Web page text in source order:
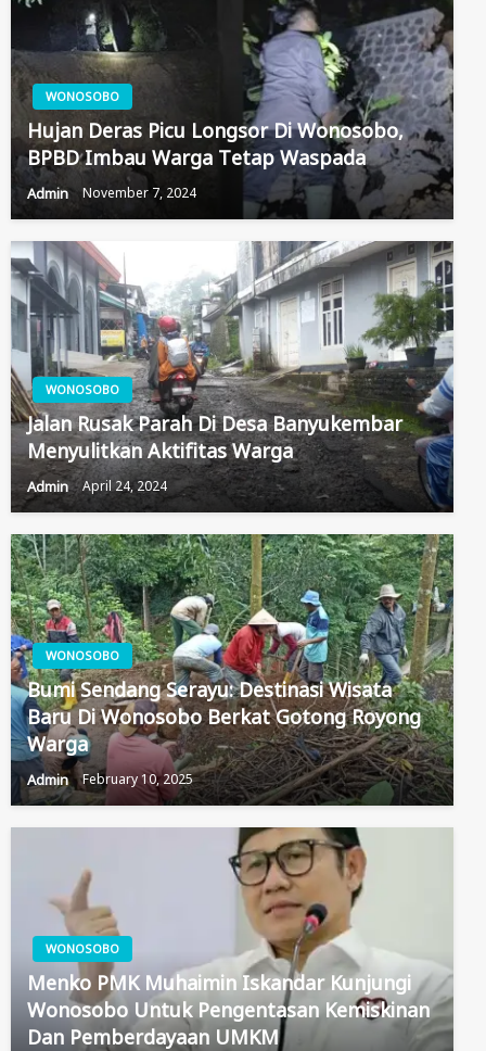
WONOSOBO
Hujan Deras Picu Longsor Di Wonosobo,
BPBD Imbau Warga Tetap Waspada
Admin November 7, 2024
WONOSOBO
Jalan Rusak Parah Di Desa Banyukembar
Menyulitkan Aktifitas Warga
Admin April 24, 2024
WONOSOBO
Bumi Sendang Serayu: Destinasi Wisata
Baru Di Wonosobo Berkat Gotong Royong
Warga
Admin February 10, 2025
WONOSOBO
Menko PMK Muhaimin Iskandar Kunjungi
Wonosobo Untuk Pengentasan Kemiskinan
Dan Pemberdayaan UMKM